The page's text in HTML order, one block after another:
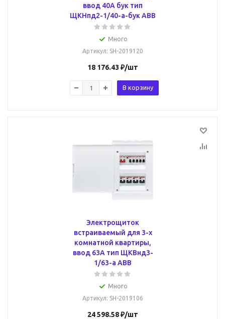
ввод 40А бук тип
ЩКНпд2-1/40-a-бук ABB
Много
Артикул: SH-2019120
18 176.43 ₽/шт
В корзину
Электрощиток
встраиваемый для 3-х
комнатной квартиры,
ввод 63А тип ЩКВнд3-
1/63-a ABB
Много
Артикул: SH-2019106
24 598.58₽/шт